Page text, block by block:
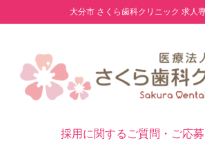
大分市 さくら歯科クリニック 求人
採用に関するご質問・ご応